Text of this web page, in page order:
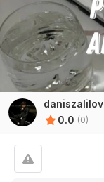
daniszalilov
0.0 (0)